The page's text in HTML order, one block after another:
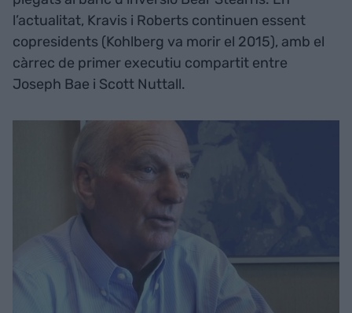
l’actualitat, Kravis i Roberts continuen essent
copresidents (Kohlberg va morir el 2015), amb el
càrrec de primer executiu compartit entre
Joseph Bae i Scott Nuttall.